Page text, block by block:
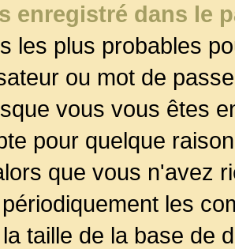
enregistré dans le
les plus probables
ou mot de
vous vous êtes
pour quelque
que vous n'avez
les
taille de la base de